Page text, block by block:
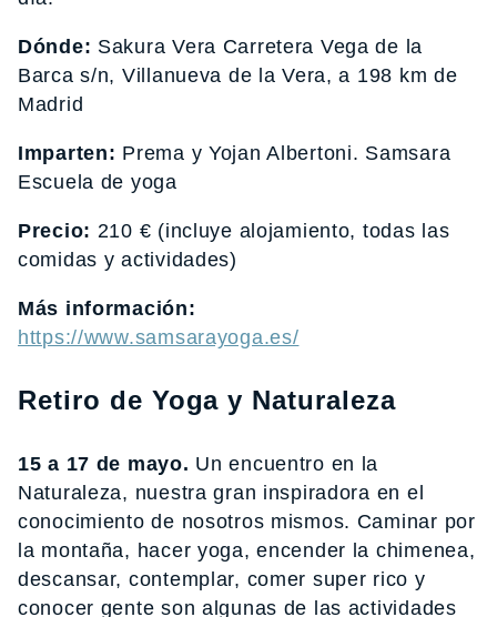
Dónde: Sakura Vera Carretera Vega de la
Barca s/n, Villanueva de la Vera, a 198 km de
Madrid
Imparten: Prema y Yojan Albertoni. Samsara
Escuela de yoga
Precio: 210 € (incluye alojamiento, todas las
comidas y actividades)
Más información:
https://www.samsarayoga.es/
Retiro de Yoga y Naturaleza
15 a 17 de mayo. Un encuentro en la
Naturaleza, nuestra gran inspiradora en el
conocimiento de nosotros mismos. Caminar por
la montaña, hacer yoga, encender la chimenea,
descansar, contemplar, comer super rico y
conocer gente son algunas de las actividades